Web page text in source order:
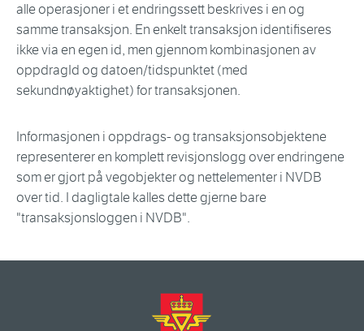
alle operasjoner i et endringssett beskrives i en og
samme transaksjon. En enkelt transaksjon identifiseres
ikke via en egen id, men gjennom kombinasjonen av
oppdragId og datoen/tidspunktet (med
sekundnøyaktighet) for transaksjonen.
Informasjonen i oppdrags- og transaksjonsobjektene
representerer en komplett revisjonslogg over endringene
som er gjort på vegobjekter og nettelementer i NVDB
over tid. I dagligtale kalles dette gjerne bare
"transaksjonsloggen i NVDB".